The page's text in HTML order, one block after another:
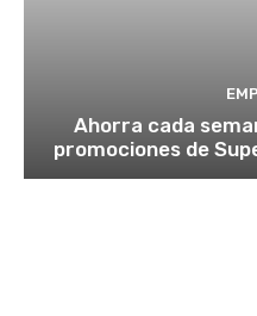
Ahorra cada
promociones de